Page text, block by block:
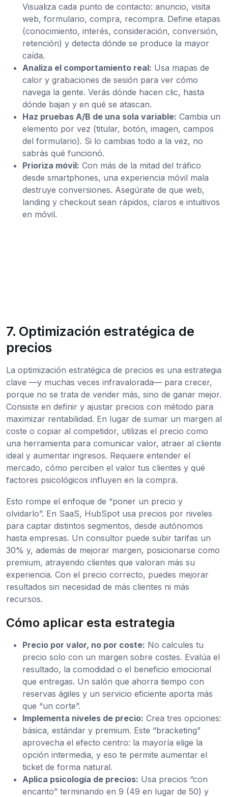
Visualiza cada punto de contacto: anuncio, visita
web, formulario, compra, recompra. Define etapas
(conocimiento, interés, consideración, conversión,
retención) y detecta dónde se produce la mayor
caída.
Analiza el comportamiento real: Usa mapas de
calor y grabaciones de sesión para ver cómo
navega la gente. Verás dónde hacen clic, hasta
dónde bajan y en qué se atascan.
Haz pruebas A/B de una sola variable: Cambia un
elemento por vez (titular, botón, imagen, campos
del formulario). Si lo cambias todo a la vez, no
sabrás qué funcionó.
Prioriza móvil: Con más de la mitad del tráfico
desde smartphones, una experiencia móvil mala
destruye conversiones. Asegúrate de que web,
landing y checkout sean rápidos, claros e intuitivos
en móvil.
7. Optimización estratégica de
precios
La optimización estratégica de precios es una estrategia
clave —y muchas veces infravalorada— para crecer,
porque no se trata de vender más, sino de ganar mejor.
Consiste en definir y ajustar precios con método para
maximizar rentabilidad. En lugar de sumar un margen al
coste o copiar al competidor, utilizas el precio como
una herramienta para comunicar valor, atraer al cliente
ideal y aumentar ingresos. Requiere entender el
mercado, cómo perciben el valor tus clientes y qué
factores psicológicos influyen en la compra.
Esto rompe el enfoque de “poner un precio y
olvidarlo”. En SaaS, HubSpot usa precios por niveles
para captar distintos segmentos, desde autónomos
hasta empresas. Un consultor puede subir tarifas un
30% y, además de mejorar margen, posicionarse como
premium, atrayendo clientes que valoran más su
experiencia. Con el precio correcto, puedes mejorar
resultados sin necesidad de más clientes ni más
recursos.
Cómo aplicar esta estrategia
Precio por valor, no por coste: No calcules tu
precio solo con un margen sobre costes. Evalúa el
resultado, la comodidad o el beneficio emocional
que entregas. Un salón que ahorra tiempo con
reservas ágiles y un servicio eficiente aporta más
que “un corte”.
Implementa niveles de precio: Crea tres opciones:
básica, estándar y premium. Este “bracketing”
aprovecha el efecto centro: la mayoría elige la
opción intermedia, y eso te permite aumentar el
ticket de forma natural.
Aplica psicología de precios: Usa precios “con
encanto” terminando en 9 (49 en lugar de 50) y